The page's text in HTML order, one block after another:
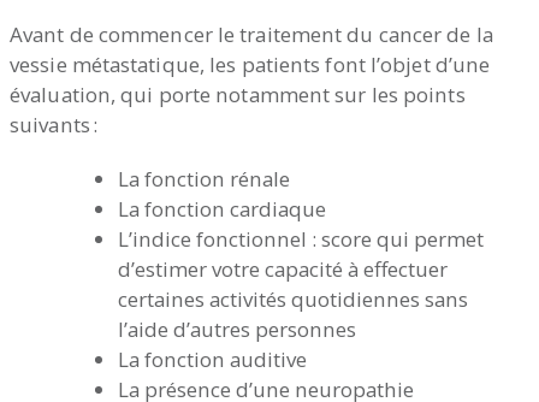
Avant de commencer le traitement du cancer de la
vessie métastatique, les patients font l’objet d’une
évaluation, qui porte notamment sur les points
suivants :
La fonction rénale
La fonction cardiaque
L’indice fonctionnel : score qui permet
d’estimer votre capacité à effectuer
certaines activités quotidiennes sans
l’aide d’autres personnes
La fonction auditive
La présence d’une neuropathie